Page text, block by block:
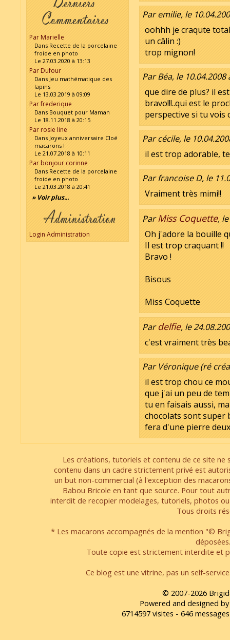
Par Marielle
Dans Recette de la porcelaine
froide en photo
Le 27.03.2020 à 13:13
Par Dufour
Dans Jeu mathématique des
lapins
Le 13.03.2019 à 09:09
Par frederique
Dans Bouquet pour Maman
Le 18.11.2018 à 20:15
Par rosie line
Dans Joyeux anniversaire Cloé
macarons !
Le 21.07.2018 à 10:11
Par bonjour corinne
Dans Recette de la porcelaine
froide en photo
Le 21.03.2018 à 20:41
» Voir plus...
Login Administration
Par emilie, le
oohhh je craqute
un câlin :)
trop mignon!
Par Béa, le 10.04.2008
que dire de plus? il
bravo!!!..qui est le
perspective si tu vois
Par cécile, le
il est trop adorable,
Par francoise D, le
Vraiment très mimi!!
ParMiss Coquette,
Oh j'adore la bouille
Il est trop craquant !!
Bravo !
Bisous
Miss Coquette
Pardelfie, le
c'est vraiment très
Par Véronique (ré
il est trop chou ce
que j'ai un peu de
tu en faisais aussi,
chocolats sont super
fera d'une pierre
Les créations, tutoriels et contenu de ce site
contenu dans un cadre strictement privé est
un but non-commercial (à l'exception des
Babou Bricole en tant que source. Pour tout
interdit de recopier modelages, tutoriels, photos
Tous droits
* Les macarons accompagnés de la mention "©
déposées.
Toute copie est strictement interdite et
Ce blog est une vitrine, pas un self-
© 2007-2026
Powered and designed
6714597 visites - 646